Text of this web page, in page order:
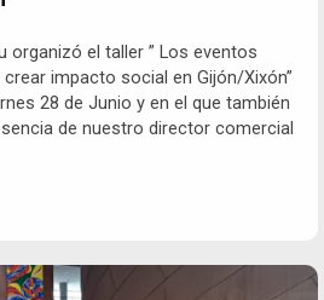
organizó el taller ” Los eventos
impacto social en Gijón/Xixón”
28 de Junio y en el que también
de nuestro director comercial